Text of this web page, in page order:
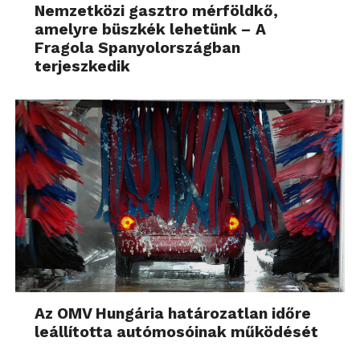
Nemzetközi gasztro mérföldkő,
amelyre büszkék lehetünk – A
Fragola Spanyolországban
terjeszkedik
Az OMV Hungária határozatlan időre
leállította autómosóinak működését